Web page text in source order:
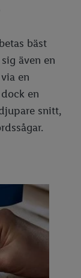
bäst
även en
en
en
snitt,